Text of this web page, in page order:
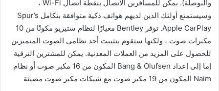
والبوصلة). يمكن للمسافرين الاتصال بنقطة اتصال Wi-Fi ،
وسيستمتع أولئك الذين لديهم هواتف ذكية متوافقة بتكامل Spur’s
Apple CarPlay. توفر Bentley معيارًا لنظام ستيريو مكونًا من 10
مكبرات صوت ، ولكنها ستقوم بتثبيت أحد نظامي الصوت المتميزين
للحصول على المزيد من العملات المعدنية. يمكن للمشترين الترقية
إما إلى إعداد Bang & Olufsen المكون من 16 مكبر صوت أو نظام
Naim المكون من 19 مكبر صوت مع شبكات مكبر صوت مضيئة